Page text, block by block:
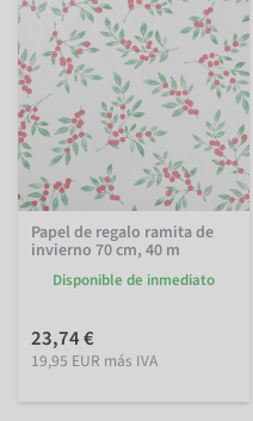
Papel de regalo ramita de
invierno 70 cm, 40 m
Disponible de inmediato
23,74 €
19,95 EUR más IVA